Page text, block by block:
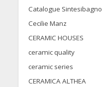
Catalogue Sintesibagno
Cecilie Manz
CERAMIC HOUSES
ceramic quality
ceramic series
CERAMICA ALTHEA